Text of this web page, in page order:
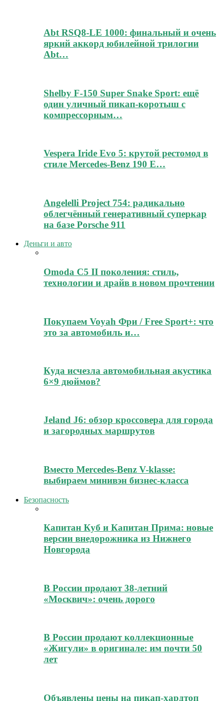
Abt RSQ8-LE 1000: финальный и очень
яркий аккорд юбилейной трилогии
Abt…
Shelby F-150 Super Snake Sport: ещё
один уличный пикап-коротыш с
компрессорным…
Vespera Iride Evo 5: крутой рестомод в
стиле Mercedes-Benz 190 E…
Angelelli Project 754: радикально
облегчённый генеративный суперкар
на базе Porsche 911
Деньги и авто
Omoda C5 II поколения: стиль,
технологии и драйв в новом прочтении
Покупаем Voyah Фри / Free Sport+: что
это за автомобиль и…
Куда исчезла автомобильная акустика
6×9 дюймов?
Jeland J6: обзор кроссовера для города
и загородных маршрутов
Вместо Mercedes-Benz V-klasse:
выбираем минивэн бизнес-класса
Безопасность
Капитан Куб и Капитан Прима: новые
версии внедорожника из Нижнего
Новгорода
В России продают 38-летний
«Москвич»: очень дорого
В России продают коллекционные
«Жигули» в оригинале: им почти 50
лет
Объявлены цены на пикап-хардтоп